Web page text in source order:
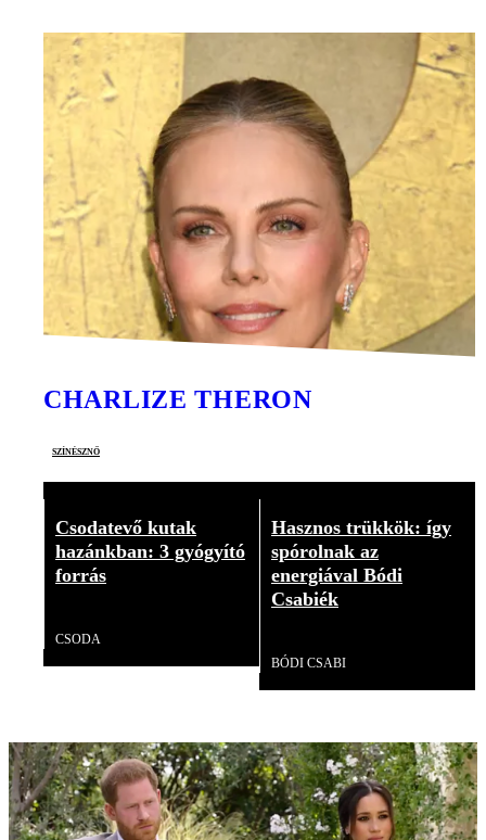
CHARLIZE THERON
színésznő
Csodatevő kutak
hazánkban: 3 gyógyító
forrás
CSODA
Hasznos trükkök: így
spórolnak az
energiával Bódi
Csabiék
BÓDI CSABI